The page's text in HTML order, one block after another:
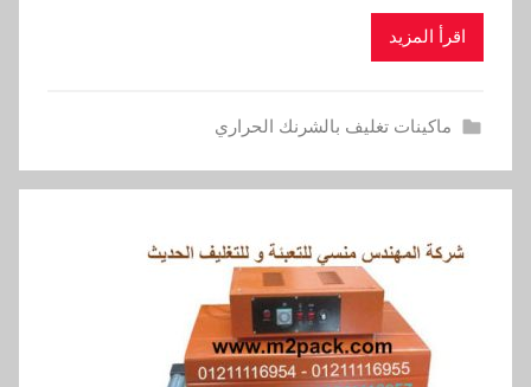
اقرأ المزيد
ماكينات تغليف بالشرنك الحراري